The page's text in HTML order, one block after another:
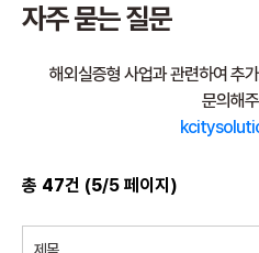
자주 묻는 질문
해외실증형 사업과 관련하여 추
문의해
총 47건 (5/5 페이지)